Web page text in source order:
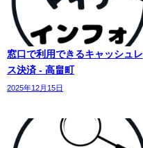
窓口で利用できるキャッシュレ
ス決済 - 高畠町
2025年12月15日